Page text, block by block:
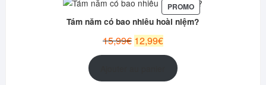
PROMOPRODUIT
EN
PROMOTION
Tám năm có bao nhiêu hoài niệm?
15,99€ Le
prix
12,99€Le
prix
actuel
est :